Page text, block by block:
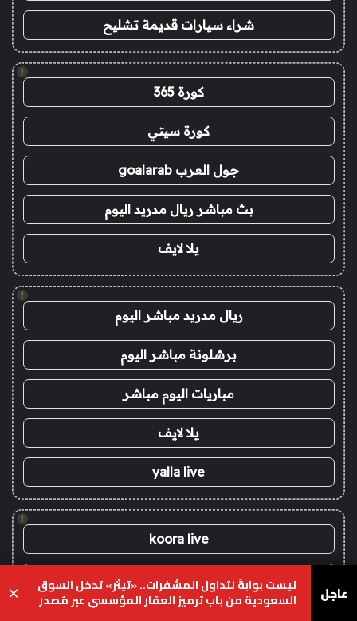
شراء سيارات قديمة تشليح
!
كورة 365
كورة سيتي
جول العرب goalarab
بث مباشر ريال مدريد اليوم
يلا لايف
!
ريال مدريد مباشر اليوم
برشلونة مباشر اليوم
مباريات اليوم مباشر
يلا لايف
yalla live
!
koora live
koora live
عاجل ليست بوابةً لتداول المشفرات.. «تيثر» تدخل السوق
السعودية من باب ترميز العقار المؤسسي عبر مُصدر ×